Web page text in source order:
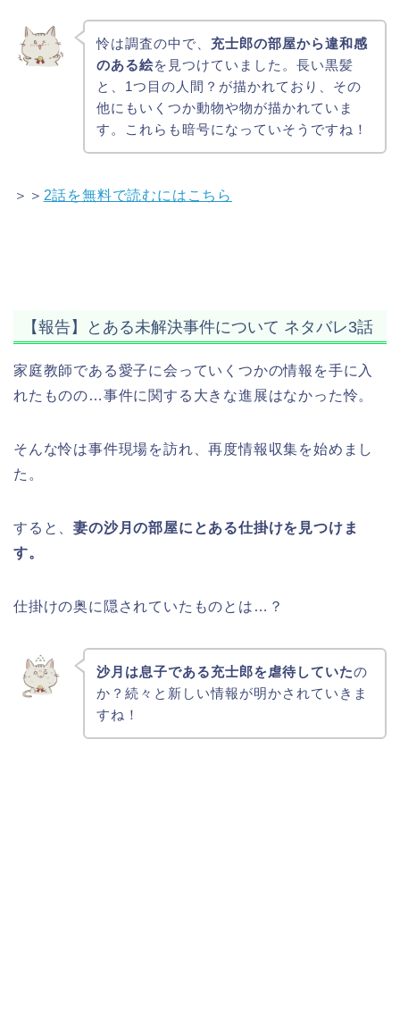
怜は調査の中で、 充士郎の部屋から違和感
のある絵を見つけていました。長い黒髪
と、1つ目の人間？が描かれており、その
他にもいくつか動物や物が描かれていま
す。これらも暗号になっていそうですね！
＞＞ 2話を無料で読むにはこちら
【報告】とある未解決事件について ネタバレ3話
家庭教師である愛子に会っていくつかの情報を手に入
れたものの…事件に関する大きな進展はなかった怜。
そんな怜は事件現場を訪れ、再度情報収集を始めまし
た。
すると、妻の沙月の部屋にとある仕掛けを見つけま
す。
仕掛けの奥に隠されていたものとは…？
沙月は息子である充士郎を虐待していたの
か？続々と新しい情報が明かされていきま
すね！